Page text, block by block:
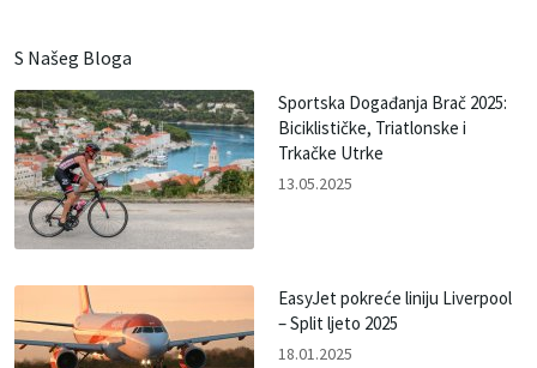
S Našeg Bloga
Sportska Događanja Brač 2025:
Biciklističke, Triatlonske i
Trkačke Utrke
13.05.2025
EasyJet pokreće liniju Liverpool
– Split ljeto 2025
18.01.2025